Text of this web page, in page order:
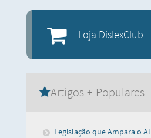
Loja DislexClub
Artigos + Populares
Legislação que Ampara o